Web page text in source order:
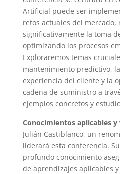
Artificial puede ser
retos actuales del mercado,
significativamente la toma
optimizando los procesos
Exploraremos temas
mantenimiento predictivo,
experiencia del cliente y la
cadena de suministro a
ejemplos concretos y
Conocimientos aplicables
Julián Castiblanco, un
liderará esta conferencia.
profundo conocimiento
de aprendizajes aplicables